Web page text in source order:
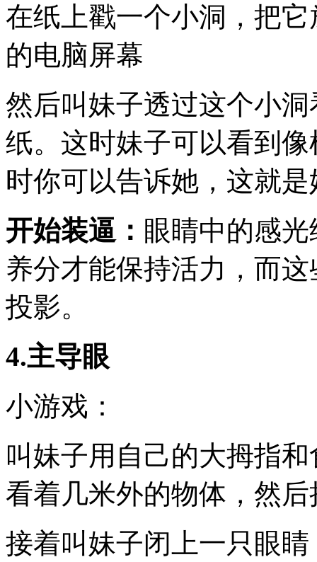
在纸上戳一个小洞，把
的电脑屏幕
然后叫妹子透过这个小
纸。这时妹子可以看到
时你可以告诉她，这就
开始装逼： 眼睛中的感
养分才能保持活力，而
投影。
4.主导眼
小游戏：
叫妹子用自己的大拇指
看着几米外的物体，然
接着叫妹子闭上一只眼